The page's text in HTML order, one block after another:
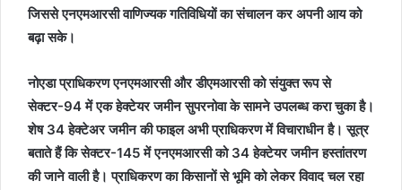
जिससे एनएमआरसी वाणिज्यक गतिविधियों का संचालन कर अपनी आय को
बढ़ा सके।
नोएडा प्राधिकरण एनएमआरसी और डीएमआरसी को संयुक्त रूप से
सेक्टर-94 में एक हेक्टेयर जमीन सुपरनोवा के सामने उपलब्ध करा चुका है।
शेष 34 हेक्टेअर जमीन की फाइल अभी प्राधिकरण में विचाराधीन है। सूत्र
बताते हैं कि सेक्टर-145 में एनएमआरसी को 34 हेक्टेयर जमीन हस्तांतरण
की जाने वाली है। प्राधिकरण का किसानों से भूमि को लेकर विवाद चल रहा